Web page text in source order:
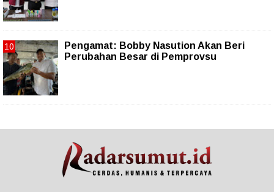
Pengamat: Bobby Nasution Akan Beri
Perubahan Besar di Pemprovsu